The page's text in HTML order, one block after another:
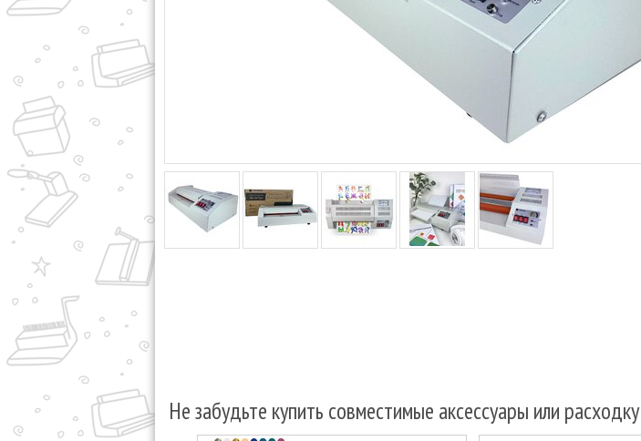
Не забудьте купить совместимые аксессуары или расходку